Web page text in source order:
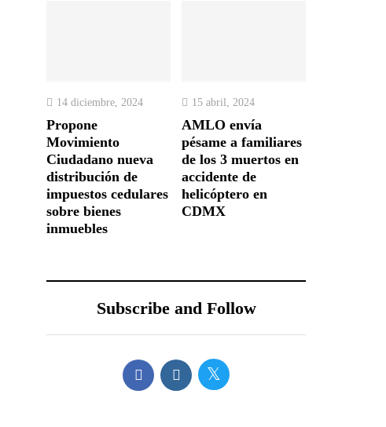
14 diciembre, 2024
Propone
Movimiento
Ciudadano nueva
distribución de
impuestos cedulares
sobre bienes
inmuebles
15 abril, 2024
AMLO envía
pésame a familiares
de los 3 muertos en
accidente de
helicóptero en
CDMX
Subscribe and Follow